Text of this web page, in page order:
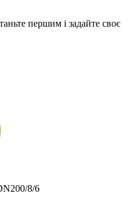
першим і задайте своє
8/6